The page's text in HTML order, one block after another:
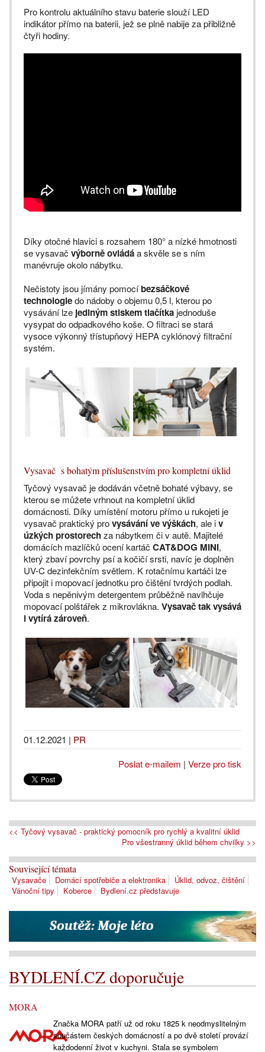
Pro kontrolu aktuálního stavu baterie slouží LED
indikátor přímo na baterii, jež se plně nabije za přibližně
čtyři hodiny.
Díky otočné hlavici s rozsahem 180° a nízké hmotnosti
se vysavač výborně ovládáa skvěle se s ním
manévruje okolo nábytku.
Nečistoty jsou jímány pomocíbezsáčkové
technologiedo nádoby o objemu 0,5 l, kterou po
vysávání lze jediným stiskem tlačítka jednoduše
vysypat do odpadkového koše. O filtraci se stará
vysoce výkonný třístupňový HEPA cyklónový filtrační
systém.
Vysavač s bohatým příslušenstvím pro kompletní úklid
Tyčový vysavač je dodáván včetně bohaté výbavy, se
kterou se můžete vrhnout na kompletní úklid
domácnosti. Díky umístění motoru přímo u rukojeti je
vysavač praktický provysávání ve výškách, ale iv
úzkých prostorechza nábytkem či v autě. Majitelé
domácích mazlíčků ocení kartáč CAT&DOG MINI,
který zbaví povrchy psí a kočičí srsti, navíc je doplněn
UV-C dezinfekčním světlem. K rotačnímu kartáči lze
připojit i mopovací jednotku pro čištění tvrdých podlah.
Voda s nepěnivým detergentem průběžně navlhčuje
mopovací polštářek z mikrovlákna. Vysavač tak vysává
i vytírá zároveň.
01.12.2021 | PR
Poslat e-mailem | Verze pro tisk
<< Tyčový vysavač - praktický pomocník pro rychlý a kvalitní úklid
Pro všestranný úklid během chvilky >>
Související témata
Vysavače Domácí spotřebiče a elektronika
Úklid, odvoz, čištění
Vánoční tipy
Koberce Bydlení.cz představuje
BYDLENÍ.CZ doporučuje
MORA
Značka MORA patří už od roku 1825 k neodmyslitelným
součástem českých domácností a po dvě století provází
každodenní život v kuchyni. Stala se symbolem